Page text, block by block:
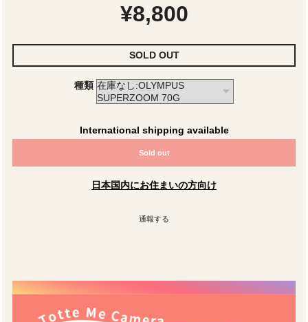
¥8,800
SOLD OUT
種類
International shipping available
Sold out
日本国内にお住まいの方向け
通報する